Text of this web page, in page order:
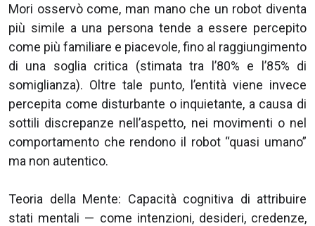
Mori osservò come, man mano che un robot diventa
più simile a una persona tende a essere percepito
come più familiare e piacevole, fino al raggiungimento
di una soglia critica (stimata tra l’80% e l’85% di
somiglianza). Oltre tale punto, l’entità viene invece
percepita come disturbante o inquietante, a causa di
sottili discrepanze nell’aspetto, nei movimenti o nel
comportamento che rendono il robot “quasi umano”
ma non autentico.
Teoria della Mente: Capacità cognitiva di attribuire
stati mentali — come intenzioni, desideri, credenze,